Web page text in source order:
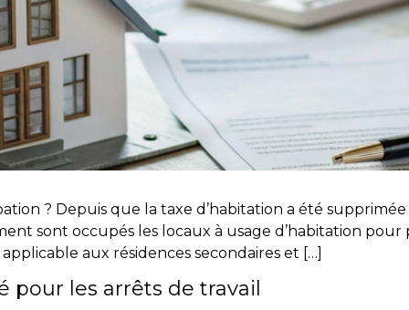
? Depuis que la taxe d’habitation a été
sont occupés les locaux à usage d’habitation
aux résidences secondaires et […]
pour les arrêts de travail